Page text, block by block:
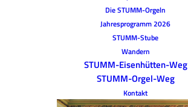
Die STUMM-Orgeln
Jahresprogramm 2026
STUMM-Stube
Wandern
STUMM-Eisenhütten-Weg
STUMM-Orgel-Weg
Kontakt